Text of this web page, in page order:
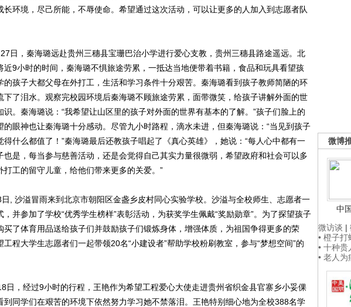
微博
中
微访谈 |
• 橙子打
• 十种
• 老人
长环境，尽己所能，不辱使命。希望通过这次活动，可以让更多的人加入到志愿者队
，秦海璐远赴贵州三穗县宝珊巴治小学进行爱心支教，贵州三穗县路途遥远。北
近9小时的时间，秦海璐不惧旅途劳累，一抵达当地便带着书籍，食品和玩具看望孩
的孩子大都父母在外打工，生活和学习条件十分艰苦。秦海璐看到孩子教师简陋的环
下了泪水。观察完校园环境后秦海璐不顾旅途劳累，面带微笑，给孩子讲解外面的世
识。秦海璐说：“我希望让山区里的孩子对外面的世界有基本的了解。”孩子们脸上的
的眼神也让秦海璐十分感动。尽管九小时路程，滴水未进，但秦海璐说：“当见到孩子
得什么都值了！”秦海璐最后还教孩子唱起了《真心英雄》，她说：“每人心中都有一
也是，每当参与慈善活动，还是会觉得自己其实力量很微弱，希望政府和社会可以多
打工的留守儿童，给他们带来更多的关爱。”
沙溢冒雨来到北京市朝阳区金盏乡皮村同心实验学校。沙溢与全校师生、志愿者一
，并参加了学校“优秀学生榜样”表彰活动，为获奖学生佩戴“奖励勋章”。为了探望孩子
买了体育用品送给孩子们并鼓励孩子们锻炼身体，增强体质，为祖国争得更多的荣
程大学生志愿者们一起带领20名“小建设者”帮助学校粉刷教室，参与“梦想空间”的
，经过9小时的行程，王艳作为希望工程爱心大使走进贵州省织金县官寨乡小妥倮
到同学们在艰苦的环境下依然努力学习她不禁落泪。王艳特别细心地为全校388名学